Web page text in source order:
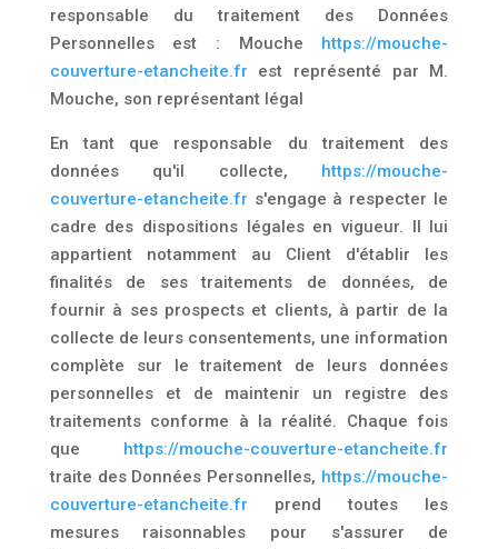
responsable du traitement des Données
Personnelles est : Mouche https://mouche-
couverture-etancheite.fr est représenté par M.
Mouche, son représentant légal
En tant que responsable du traitement des
données qu'il collecte, https://mouche-
couverture-etancheite.fr s'engage à respecter le
cadre des dispositions légales en vigueur. Il lui
appartient notamment au Client d'établir les
finalités de ses traitements de données, de
fournir à ses prospects et clients, à partir de la
collecte de leurs consentements, une information
complète sur le traitement de leurs données
personnelles et de maintenir un registre des
traitements conforme à la réalité. Chaque fois
que https://mouche-couverture-etancheite.fr
traite des Données Personnelles, https://mouche-
couverture-etancheite.fr prend toutes les
mesures raisonnables pour s'assurer de